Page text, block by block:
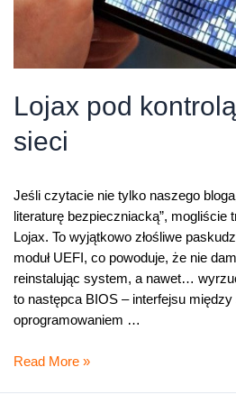
Lojax pod
sieci
Jeśli czytacie nie tylko naszego
literaturę bezpieczniacką”, mogliście
Lojax. To wyjątkowo złośliwe
moduł UEFI, co powoduje, że nie
reinstalując system, a nawet…
to następca BIOS – interfejsu
oprogramowaniem …
Lojax
Read More »